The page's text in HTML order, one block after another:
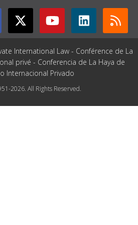
International Law - Conférence de La
privé - Conferencia de La Haya de
Internacional Privado
2026. All Rights Reserved.